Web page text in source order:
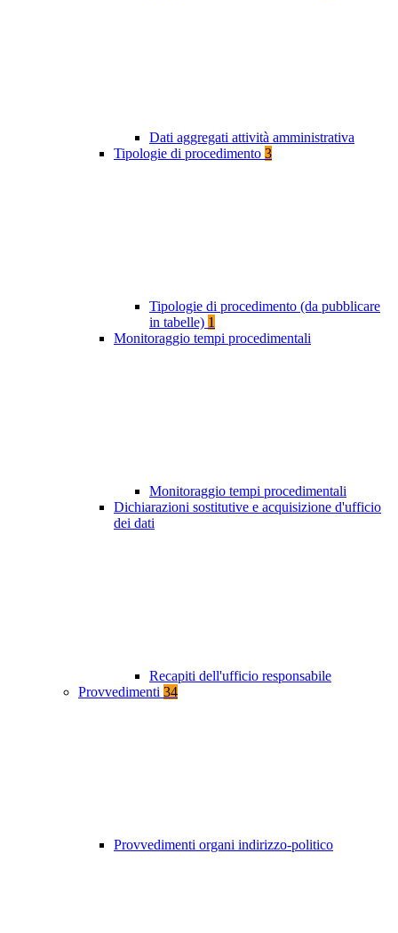
Dati aggregati attività amministrativa
Tipologie di procedimento 3
Tipologie di procedimento (da pubblicare
in tabelle) 1
Monitoraggio tempi procedimentali
Monitoraggio tempi procedimentali
Dichiarazioni sostitutive e acquisizione d'ufficio
dei dati
Recapiti dell'ufficio responsabile
Provvedimenti 34
Provvedimenti organi indirizzo-politico